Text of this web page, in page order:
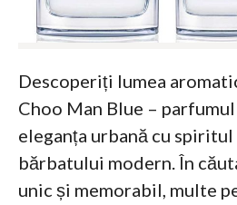
Descoperiți lumea
Choo Man Blue –
eleganța urbană cu
bărbatului modern. În
unic și memorabil, multe